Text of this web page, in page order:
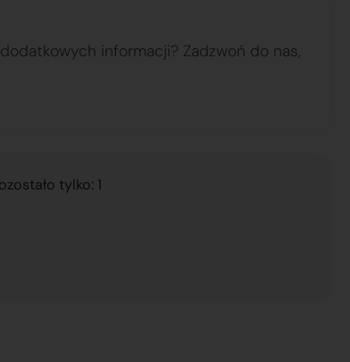
informacji? Zadzwoń do nas,
tylko: 1